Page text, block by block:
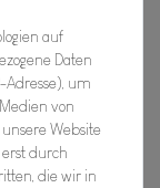
!
auf
Daten
Adresse), um
von
Website
durch
die wir in